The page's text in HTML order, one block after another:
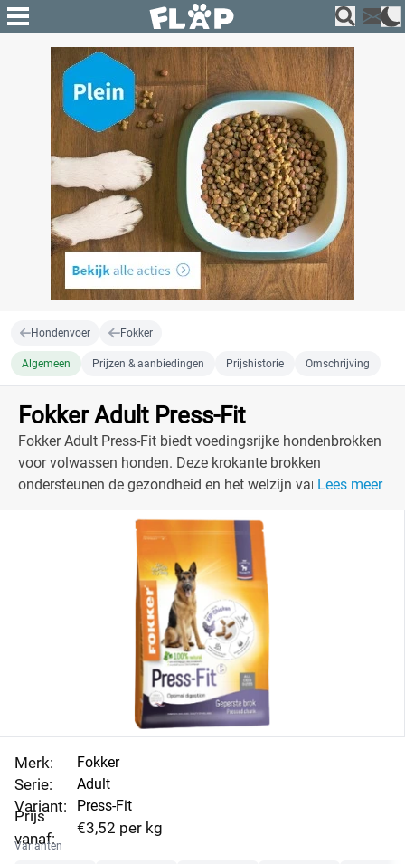
Hondenvoer Fokker
Algemeen Prijzen & aanbiedingen Prijshistorie Omschrijving
Fokker Adult Press-Fit
Fokker Adult Press-Fit biedt voedingsrijke hondenbrokken
voor volwassen honden. Deze krokante brokken
ondersteunen de gezondheid en het welzijn van je trouwe
Lees meer
Merk:
Serie:
Variant:
Prijs
vanaf:
Fokker
Adult
Press-Fit
€3,52 per kg
Varianten